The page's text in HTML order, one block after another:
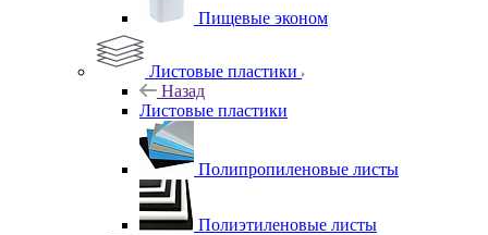
Пищевые эконом
Листовые пластики
Назад
Листовые пластики
Полипропиленовые листы
Полиэтиленовые листы